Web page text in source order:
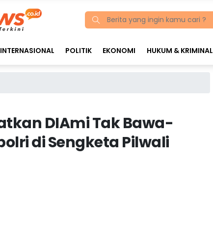
INTERNASIONAL POLITIK EKONOMI HUKUM & KRIMINAL
DIAmi Tak Bawa-
di Sengketa Pilwali